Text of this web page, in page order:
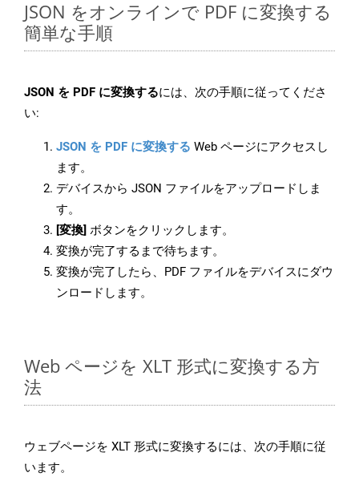
JSON をオンラインで PDF に変換する
簡単な手順
JSON を PDF に変換するには、次の手順に従ってくださ
い:
JSON を PDF に変換する Web ページにアクセスし
ます。
デバイスから JSON ファイルをアップロードしま
す。
[変換] ボタンをクリックします。
変換が完了するまで待ちます。
変換が完了したら、PDF ファイルをデバイスにダウ
ンロードします。
Web ページを XLT 形式に変換する方
法
ウェブページを XLT 形式に変換するには、次の手順に従
います。